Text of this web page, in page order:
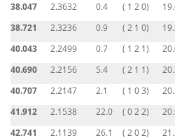
38.047
2.3632 0.4 ( 1 2 0)
38.721
2.3236 0.9 ( 2 1 0)
40.043
2.2499 0.7 ( 1 2 1)
40.690
2.2156 5.4 ( 2 1 1)
40.707
2.2147 2.1 ( 1 0 3)
41.912
2.1538 22.0 ( 0 2 2)
42.741
2.1139 26.1 ( 2 0 2)